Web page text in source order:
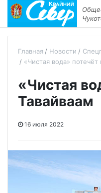
Главная Новости
«Чистая вода» потечёт
«Чистая
Тавайваам
16 июля 2022